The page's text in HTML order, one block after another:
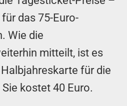
das 75-Euro-
Wie die
mitteilt, ist es
für die
kostet 40 Euro.